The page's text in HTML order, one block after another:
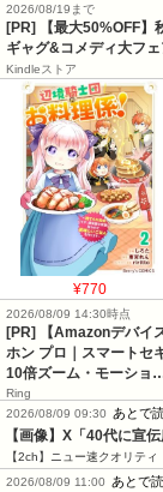
2026/08/19まで
[PR] 【最大50%OFF】
ギャグ&コメディ大フ
Kindleストア
¥770
2026/08/09 14:30時点
[PR] 【Amazonデバイ
ホン プロ｜スマートセ
10倍ズーム・モーショ
Ring
2026/08/09 09:30
あとで
【画像】X「40代に宣
【2ch】ニュー速クオリティ
2026/08/09 11:00
あとで